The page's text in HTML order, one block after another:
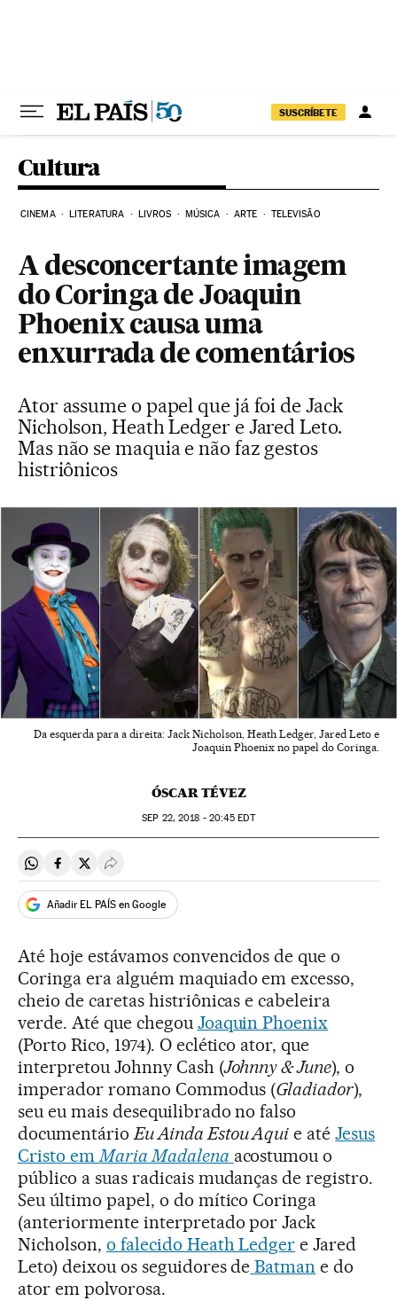
SUSCRÍBETE
Cultura
CINEMA LITERATURA LIVROS MÚSICA ARTE TELEVISÃO
A desconcertante imagem
do Coringa de Joaquin
Phoenix causa uma
enxurrada de comentários
Ator assume o papel que já foi de Jack
Nicholson, Heath Ledger e Jared Leto.
Mas não se maquia e não faz gestos
histriônicos
Da esquerda para a direita: Jack Nicholson, Heath Ledger, Jared Leto e
Joaquin Phoenix no papel do Coringa.
ÓSCAR TÉVEZ
SEP 22, 2018 - 20:45 EDT
Compartir en Whatsapp
Compartir en Facebook
Compartir en Twitter
Desplegar Redes Sociales
Añadir EL PAÍS en Google
Até hoje estávamos convencidos de que o
Coringa era alguém maquiado em excesso,
cheio de caretas histriônicas e cabeleira
verde. Até que chegou Joaquin Phoenix
(Porto Rico, 1974). O eclético ator, que
interpretou Johnny Cash (Johnny & June), o
imperador romano Commodus (Gladiador),
seu eu mais desequilibrado no falso
documentárioEu Ainda Estou Aqui e atéJesus
Cristo emMaria Madalena acostumou o
público a suas radicais mudanças de registro.
Seu último papel, o do mítico Coringa
(anteriormente interpretado por Jack
Nicholson, o falecido Heath Ledger e Jared
Leto) deixou os seguidores de Batman e do
ator em polvorosa.